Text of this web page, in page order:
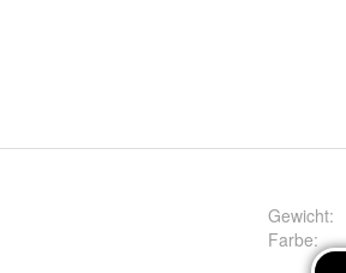
Gewicht:
Farbe: